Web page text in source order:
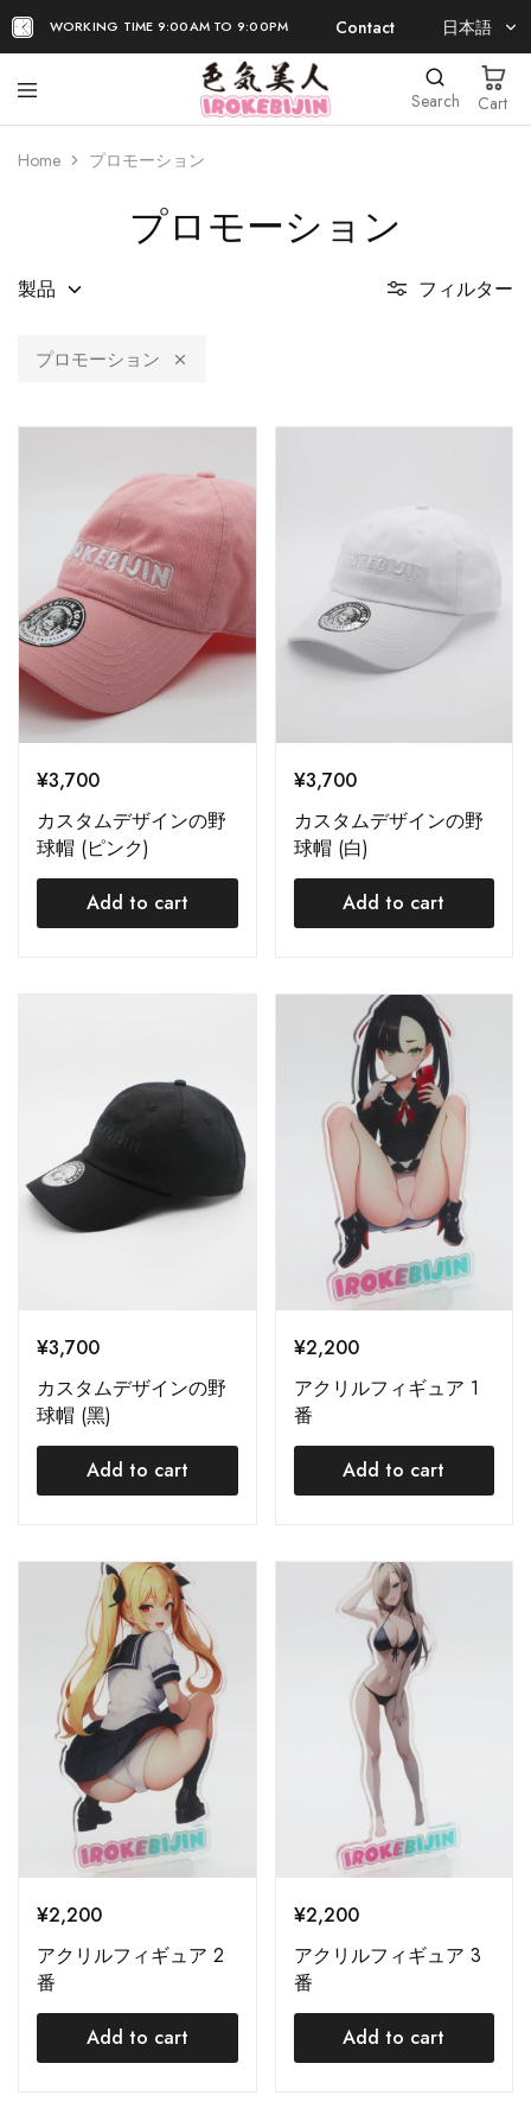
WORKING TIME 9:00AM TO 9:00PM Contact 日本語
日本語
EN
Search Cart
Home プロモーション
プロモーション
製品 フィルター
プロモーション
¥3,700
カスタムデザインの野
球帽 (ピンク)
Add to cart
¥3,700
カスタムデザインの野
球帽 (白)
Add to cart
¥3,700
カスタムデザインの野
球帽 (黑)
Add to cart
¥2,200
アクリルフィギュア 1
番
Add to cart
¥2,200
アクリルフィギュア 2
番
Add to cart
¥2,200
アクリルフィギュア 3
番
Add to cart